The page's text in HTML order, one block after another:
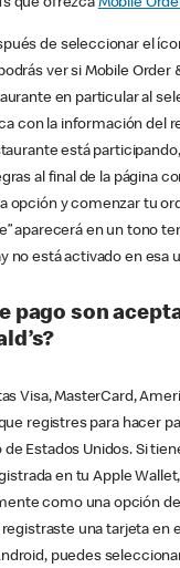
que ofrezca Mobile
de seleccionar el
ver si Mobile Order
en particular al
con la información del
está participando,
al final de la página
opción y comenzar tu
aparecerá en un tono
no está activado en esa
pago son
Visa, MasterCard,
registres para hacer
Estados Unidos. Si
en tu Apple
como una opción de
registraste una tarjeta en
puedes